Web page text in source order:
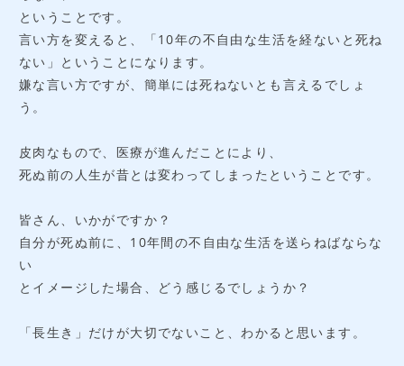
ということです。
言い方を変えると、「10年の不自由な生活を経ないと死ね
ない」ということになります。
嫌な言い方ですが、簡単には死ねないとも言えるでしょ
う。
皮肉なもので、医療が進んだことにより、
死ぬ前の人生が昔とは変わってしまったということです。
皆さん、いかがですか？
自分が死ぬ前に、10年間の不自由な生活を送らねばならな
い
とイメージした場合、どう感じるでしょうか？
「長生き」だけが大切でないこと、わかると思います。